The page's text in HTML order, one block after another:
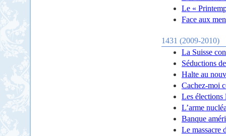
Le «
Face aux
1431 (2009-2010)
La Suisse
Séductions
Halte au
Cachez-moi
Les élections
L’arme
Banque
Le massacre